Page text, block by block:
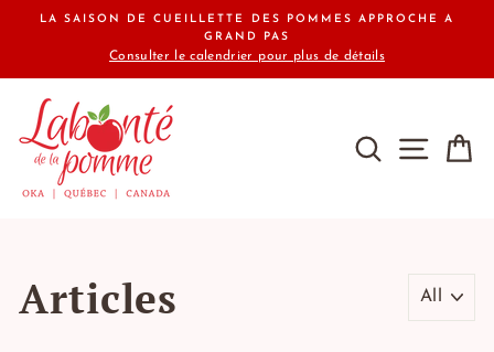
Passer
LA SAISON DE CUEILLETTE DES POMMES APPROCHE A
GRAND PAS
Consulter le calendrier pour plus de détails
Articles